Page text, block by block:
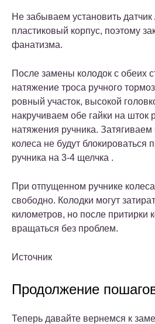
Не забываем установить
пластиковый корпус, поэтому
фанатизма.
После замены колодок с обеих
натяжение троса ручного
ровный участок, высокой
накручиваем обе гайки на шток
натяжения ручника. Затягиваем
колеса не будут блокироваться
ручника на 3-4 щелчка .
При отпущенном ручнике
свободно. Колодки могут
километров, но после притирки
вращаться без проблем.
Источник
Продолжение
Теперь давайте вернемся к